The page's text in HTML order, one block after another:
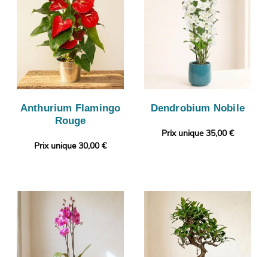
Anthurium Flamingo
Rouge
Prix unique 30,00 €
Dendrobium Nobile
Prix unique 35,00 €